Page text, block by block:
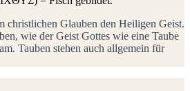
christlichen Glauben den Heiligen Geist.
wie der Geist Gottes wie eine Taube
Tauben stehen auch allgemein für